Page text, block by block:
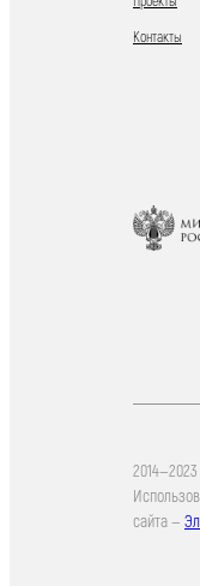
Контакты
сайта —